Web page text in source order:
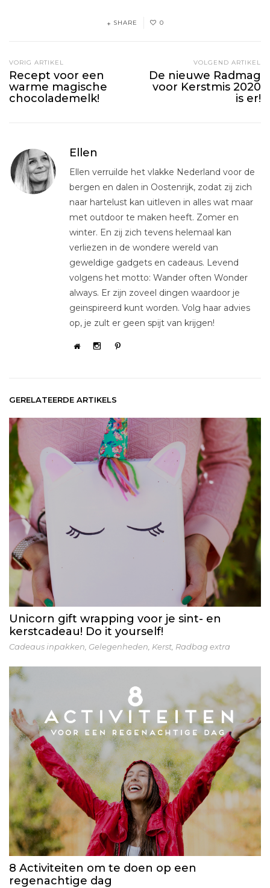
SHARE 0
VORIG ARTIKEL
Recept voor een
warme magische
chocolademelk!
VOLGEND ARTIKEL
De nieuwe Radmag
voor Kerstmis 2020
is er!
Ellen
Ellen verruilde het vlakke Nederland voor de
bergen en dalen in Oostenrijk, zodat zij zich
naar hartelust kan uitleven in alles wat maar
met outdoor te maken heeft. Zomer en
winter. En zij zich tevens helemaal kan
verliezen in de wondere wereld van
geweldige gadgets en cadeaus. Levend
volgens het motto: Wander often Wonder
always. Er zijn zoveel dingen waardoor je
geinspireerd kunt worden. Volg haar advies
op, je zult er geen spijt van krijgen!
GERELATEERDE ARTIKELS
Unicorn gift wrapping voor je sint- en
kerstcadeau! Do it yourself!
Cadeaus inpakken Gelegenheden Kerst Radbag extra
8 Activiteiten om te doen op een
regenachtige dag